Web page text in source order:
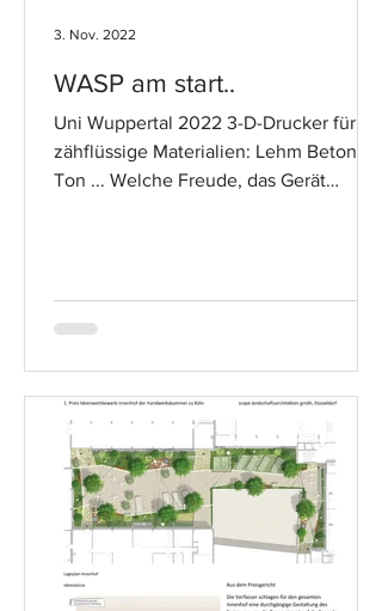
WASP am start..
Uni Wuppertal 2022 3-D-Drucker für
zähflüssige Materialien: Lehm Beton
Ton ... Welche Freude, das Gerät
3. Nov. 2022